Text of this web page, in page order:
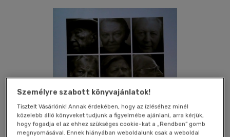
Személyre szabott könyvajánlatok!
Tisztelt Vásárlónk! Annak érdekében, hogy az ízléséhez minél
közelebb álló könyveket tudjunk a figyelmébe ajánlani, arra kérjük,
hogy fogadja el az ehhez szükséges cookie-kat a „Rendben” gomb
megnyomásával. Ennek hiányában weboldalunk csak a weboldal